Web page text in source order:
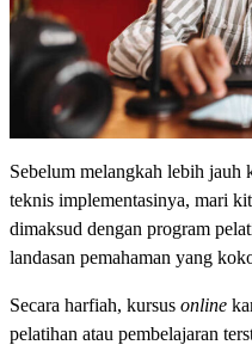
Sebelum melangkah lebih jauh
teknis implementasinya, mari
dimaksud dengan program
landasan pemahaman yang
Secara harfiah, kursus online
pelatihan atau pembelajaran